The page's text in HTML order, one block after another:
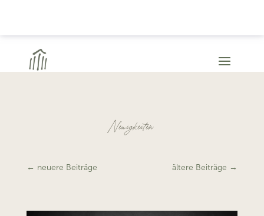
Neuigkeiten
← neuere Beiträge ältere Beiträge →